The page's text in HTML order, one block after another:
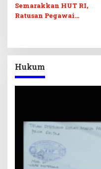
Semarakkan HUT RI,
Ratusan Pegawai
Hukum